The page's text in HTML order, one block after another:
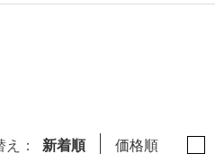
： 新着順 価格順